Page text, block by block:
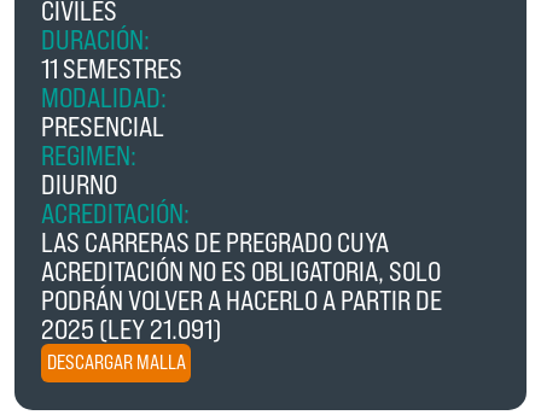
CIVILES
DURACIÓN:
11 SEMESTRES
MODALIDAD:
PRESENCIAL
REGIMEN:
DIURNO
ACREDITACIÓN:
LAS CARRERAS DE PREGRADO CUYA
ACREDITACIÓN NO ES OBLIGATORIA, SOLO
PODRÁN VOLVER A HACERLO A PARTIR DE
2025 (LEY 21.091)
DESCARGAR MALLA